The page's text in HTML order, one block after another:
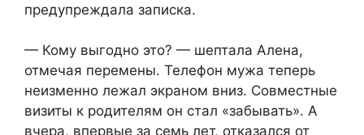
предупреждала записка.
— Кому выгодно это? — шептала Алена,
отмечая перемены. Телефон мужа теперь
неизменно лежал экраном вниз. Совместные
визиты к родителям он стал «забывать». А
вчера, впервые за семь лет, отказался от